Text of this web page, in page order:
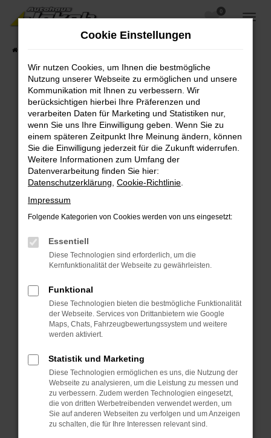
Zum
Hauptinhalt
0
Fehler: Network Error
Beim Laden ist ein Fehler aufgetreten.
Hier sind ein paar Tipps, die dir helfen können:
Überprüfe deine Firewall und deine
Internetverbindung.
Laden andere Webseiten, zum Beispiel deine
Suchmaschine?
Prüfe deine Browsererweiterungen.
Manche Erweiterungen, wie Werbeblocker,
können das Laden bestimmter Seiten
verhindern. Funktioniert die Seite in einem
Fenster?
Starte dein Gerät neu.
Das kann manchmal helfen, vorübergehende
Probleme zu beheben.
Betriebssystem auf dem neuesten Stand
sind.
Veraltete Software birgt nicht nur ein
Sicherheitsrisiko, sondern kann auch dazu
führen, dass bestimmte Funktionen nicht mehr
unterstützt werden.
Cookie Einstellungen
Wir nutzen Cookies, um Ihnen die bestmögliche
Nutzung unserer Webseite zu ermöglichen und unsere
Kommunikation mit Ihnen zu verbessern. Wir
berücksichtigen hierbei Ihre Präferenzen und
verarbeiten Daten für Marketing und Statistiken nur,
wenn Sie uns Ihre Einwilligung geben. Wenn Sie zu
einem späteren Zeitpunkt Ihre Meinung ändern, können
Sie die Einwilligung jederzeit für die Zukunft widerrufen.
Weitere Informationen zum Umfang der
Datenverarbeitung finden Sie hier:
Datenschutzerklärung Cookie-Richtlinie
Impressum
Folgende Kategorien von Cookies werden von uns eingesetzt:
Essentiell
Diese Technologien sind erforderlich, um die
Kernfunktionalität der Webseite zu gewährleisten.
Funktional
Diese Technologien bieten die bestmögliche Funktionalität
der Webseite. Services von Drittanbietern wie Google
Maps, Chats, Fahrzeugbewertungssystem und weitere
werden aktiviert.
Statistik und Marketing
Diese Technologien ermöglichen es uns, die Nutzung der
Webseite zu analysieren, um die Leistung zu messen und
zu verbessern. Zudem werden Technologien eingesetzt,
die von dritten Werbetreibenden verwendet werden, um
Sie auf anderen Webseiten zu verfolgen und um Anzeigen
zu schalten, die für Ihre Interessen relevant sind.